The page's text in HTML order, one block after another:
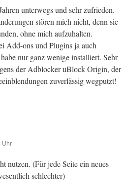
unterwegs und sehr zufrieden.
stören mich nicht, denn sie
ohne mich aufzuhalten.
Add-ons und Plugins ja auch
nur ganz wenige installiert. Sehr
der Adblocker uBlock Origin, der
zuverlässig wegputzt!
Uhr
nutzen. (Für jede Seite ein neues
schlechter)